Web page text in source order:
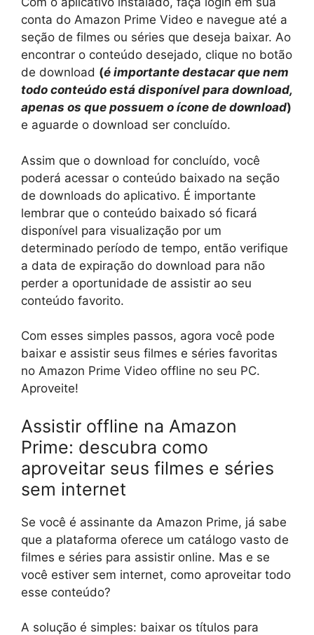
conta do Amazon Prime Video e navegue até a
seção de filmes ou séries que deseja baixar. Ao
encontrar o conteúdo desejado, clique no botão
de download (é importante destacar que nem
todo conteúdo está disponível para download,
apenas os que possuem o ícone de download)
e aguarde o download ser concluído.
Assim que o download for concluído, você
poderá acessar o conteúdo baixado na seção
de downloads do aplicativo. É importante
lembrar que o conteúdo baixado só ficará
disponível para visualização por um
determinado período de tempo, então verifique
a data de expiração do download para não
perder a oportunidade de assistir ao seu
conteúdo favorito.
Com esses simples passos, agora você pode
baixar e assistir seus filmes e séries favoritas
no Amazon Prime Video offline no seu PC.
Aproveite!
Assistir offline na Amazon
Prime: descubra como
aproveitar seus filmes e séries
sem internet
Se você é assinante da Amazon Prime, já sabe
que a plataforma oferece um catálogo vasto de
filmes e séries para assistir online. Mas e se
você estiver sem internet, como aproveitar todo
esse conteúdo?
A solução é simples: baixar os títulos para